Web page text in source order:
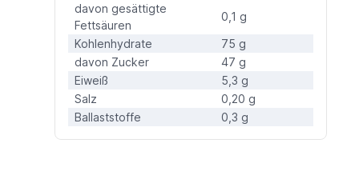
davon gesättigte
Fettsäuren
0,1 g
Kohlenhydrate
75 g
davon Zucker
47 g
Eiweiß
5,3 g
Salz
0,20 g
Ballaststoffe
0,3 g